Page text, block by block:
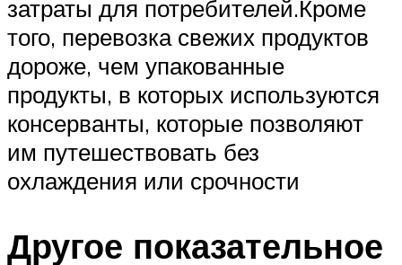
затраты для потребителей.Кроме
того, перевозка свежих продуктов
дороже, чем упакованные
продукты, в которых используются
консерванты, которые позволяют
им путешествовать без
охлаждения или срочности
Другое показательное